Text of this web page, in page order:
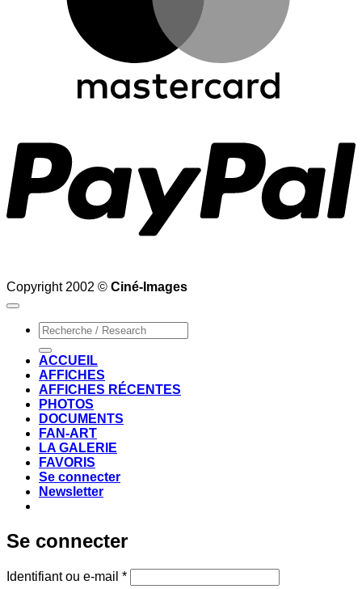
Copyright 2002 © Ciné-Images
Recherche
pour :
ACCUEIL
AFFICHES
AFFICHES RÉCENTES
PHOTOS
DOCUMENTS
FAN-ART
LA GALERIE
FAVORIS
Se connecter
Newsletter
Se connecter
Identifiant ou e-mail *Obligatoire